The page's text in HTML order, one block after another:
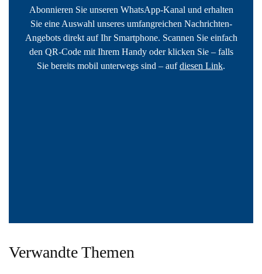
Abonnieren Sie unseren WhatsApp-Kanal und erhalten
Sie eine Auswahl unseres umfangreichen Nachrichten-
Angebots direkt auf Ihr Smartphone. Scannen Sie einfach
den QR-Code mit Ihrem Handy oder klicken Sie – falls
Sie bereits mobil unterwegs sind – aufdiesen Link.
Verwandte Themen